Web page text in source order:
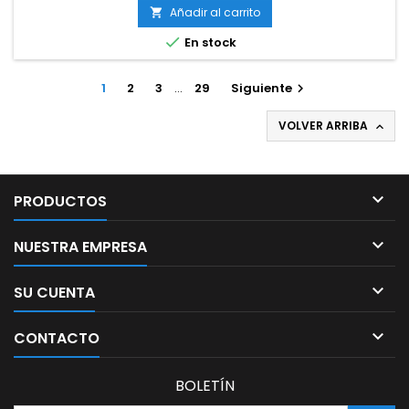
base
 Añadir al carrito
 En stock
1 2 3 … 29 Siguiente
VOLVER ARRIBA 
PRODUCTOS 
NUESTRA EMPRESA 
SU CUENTA 
CONTACTO 
BOLETÍN